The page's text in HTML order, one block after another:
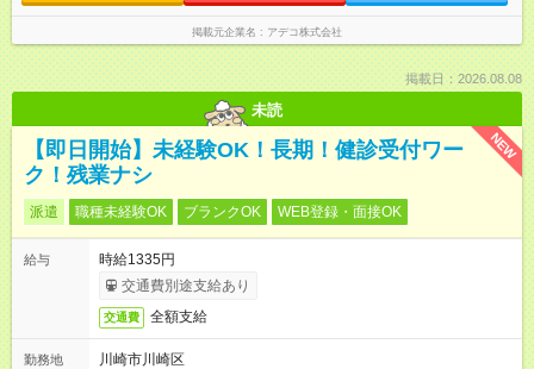
掲載元企業名 アデコ株式会社
掲載日：2026.08.08
未読
NEW
【即日開始】未経験OK！長期！健診受付ワー
ク！残業ナシ
派遣 職種未経験OK ブランクOK WEB登録・面接OK
給与
時給1335円
交通費別途支給あり
交通費 全額支給
勤務地
川崎市川崎区